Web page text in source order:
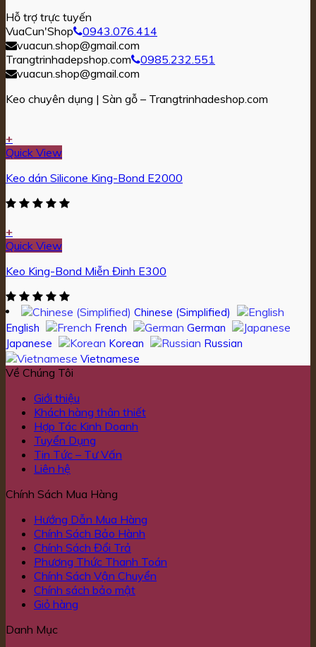
Hỗ trợ trực tuyến
VuaCun'Shop
0943.076.414
vuacun.shop@gmail.com
Trangtrinhadepshop.com
0985.232.551
vuacun.shop@gmail.com
Keo chuyên dụng | Sàn gỗ – Trangtrinhadeshop.com
+
Quick View
Keo dán Silicone King-Bond E2000
+
Quick View
Keo King-Bond Miễn Đinh E300
Chinese (Simplified)
English
French
German
Japanese
Korean
Russian
Vietnamese
Về Chúng Tôi
Giới thiệu
Khách hàng thân thiết
Hợp Tác Kinh Doanh
Tuyển Dụng
Tin Tức – Tư Vấn
Liên hệ
Chính Sách Mua Hàng
Hướng Dẫn Mua Hàng
Chính Sách Bảo Hành
Chính Sách Đổi Trả
Phương Thức Thanh Toán
Chính Sách Vận Chuyển
Chính sách bảo mật
Giỏ hàng
Danh Mục